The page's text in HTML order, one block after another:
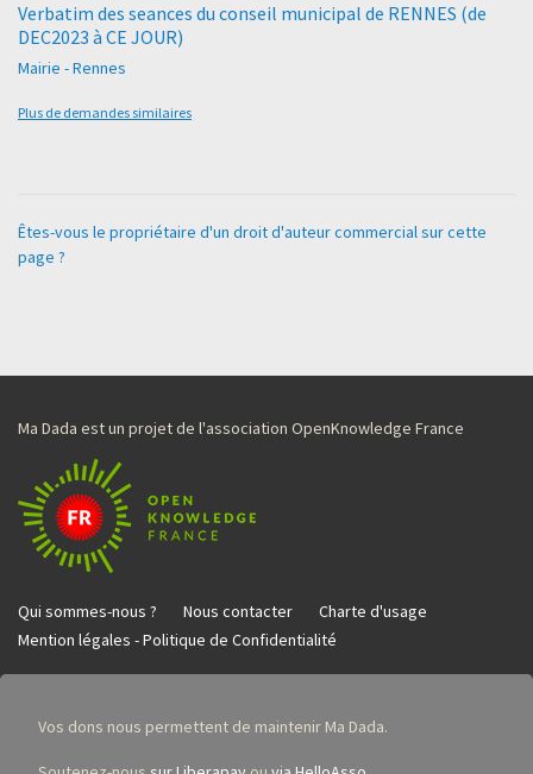
Verbatim des seances du conseil municipal de RENNES (de
DEC2023 à CE JOUR)
Mairie - Rennes
Plus de demandes similaires
Êtes-vous le propriétaire d'un droit d'auteur commercial sur cette
page ?
Ma Dada est un projet de l'association OpenKnowledge France
Qui sommes-nous ? Nous contacter
Charte d'usage
Mention légales - Politique de Confidentialité
Vos dons nous permettent de maintenir Ma Dada.